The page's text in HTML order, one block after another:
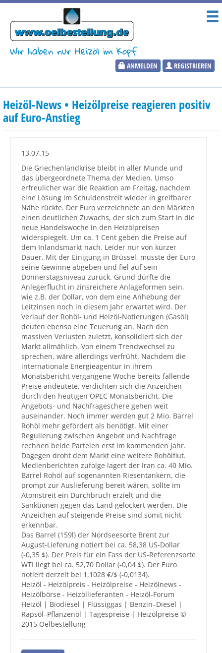
Wir haben nur Heizöl im Kopf
ANMELDEN REGISTRIEREN
Heizölpreise
Aktueller Heizölpreis
Marktinformationen
Wunschpreis Benachrichtigung
Großbestellungen
Produkte
Service
Händler
Hilfe und Kontakt
Shop
Heizöl-News • Heizölpreise reagieren positiv
auf Euro-Anstieg
13.07.15
Die Griechenlandkrise bleibt in aller Munde und
das übergeordnete Thema der Medien. Umso
erfreulicher war die Reaktion am Freitag, nachdem
eine Lösung im Schuldenstreit wieder in greifbarer
Nähe rückte. Der Euro verzeichnete an den Märkten
einen deutlichen Zuwachs, der sich zum Start in die
neue Handelswoche in den Heizölpreisen
widerspiegelt. Um ca. 1 Cent geben die Preise auf
dem Inlandsmarkt nach. Leider nur von kurzer
Dauer. Mit der Einigung in Brüssel, musste der Euro
seine Gewinne abgeben und fiel auf sein
Donnerstagsniveau zurück. Grund dürfte die
Anlegerflucht in zinsreichere Anlageformen sein,
wie z.B. der Dollar, von dem eine Anhebung der
Leitzinsen noch in diesem Jahr erwartet wird. Der
Verlauf der Rohöl- und Heizöl-Notierungen (Gasöl)
deuten ebenso eine Teuerung an. Nach den
massiven Verlusten zuletzt, konsolidiert sich der
Markt allmählich. Von einem Trendwechsel zu
sprechen, wäre allerdings verfrüht. Nachdem die
internationale Energieagentur in ihrem
Monatsbericht vergangene Woche bereits fallende
Preise andeutete, verdichten sich die Anzeichen
durch den heutigen OPEC Monatsbericht. Die
Angebots- und Nachfrageschere gehen weit
auseinander. Noch immer werden gut 2 Mio. Barrel
Rohöl mehr gefördert als benötigt. Mit einer
Regulierung zwischen Angebot und Nachfrage
rechnen beide Parteien erst im kommenden Jahr.
Dagegen droht dem Markt eine weitere Rohölflut.
Medienberichten zufolge lagert der Iran ca. 40 Mio.
Barrel Rohöl auf sogenannten Riesentankern, die
prompt zur Auslieferung bereit wären, sollte im
Atomstreit ein Durchbruch erzielt und die
Sanktionen gegen das Land gelockert werden. Die
Anzeichen auf steigende Preise sind somit nicht
erkennbar.
Das Barrel (159l) der Nordseesorte Brent zur
August-Lieferung notiert bei ca. 58,38 US-Dollar
(-0,35 $). Der Preis für ein Fass der US-Referenzsorte
WTI liegt bei ca. 52,70 Dollar (-0,04 $). Der Euro
notiert derzeit bei 1,1028 €/$ (-0,0134).
Heizöl - Heizölpreis - Heizölpreise - Heizölnews -
Heizölbörse - Heizöllieferanten - Heizöl-Forum
Heizöl | Biodiesel | Flüssiggas | Benzin–Diesel |
Rapsöl–Pflanzenöl | Tagespreise | Heizölpreise ©
2015 Oelbestellung